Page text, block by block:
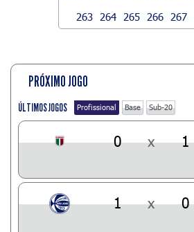
263
264 265 266 267
PRÓXIMO JOGO
ÚLTIMOS JOGOS Profissional Base Sub-20
0 x 1
1 x 0